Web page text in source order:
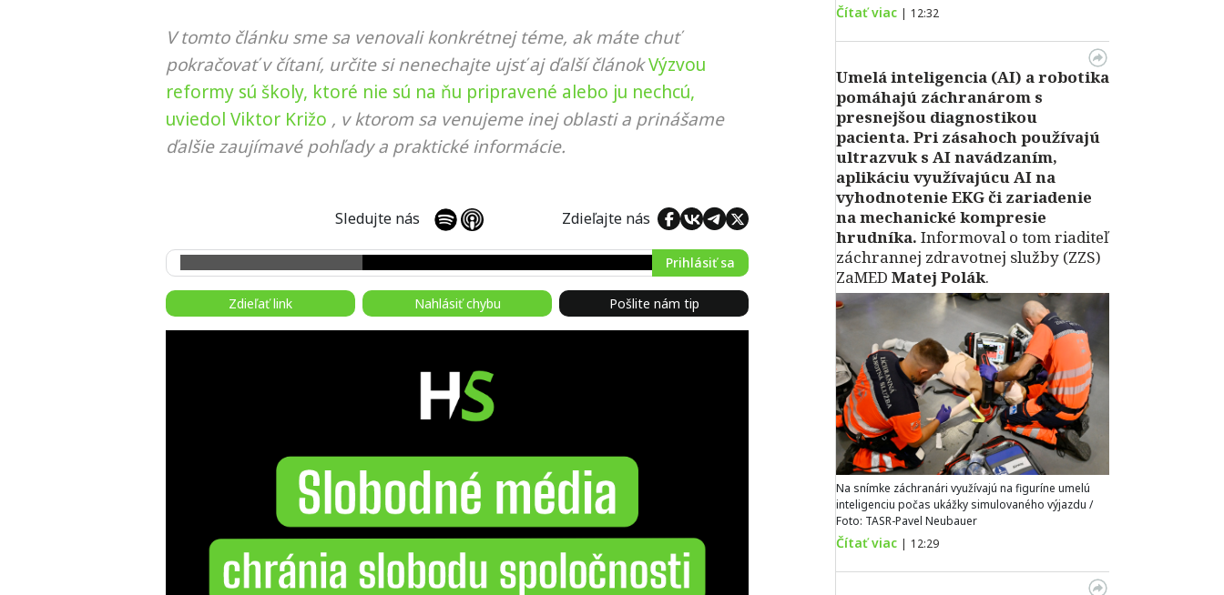
V tomto článku sme sa venovali konkrétnej téme, ak máte chuť
pokračovať v čítaní, určite si nenechajte ujsť aj ďalší článokVýzvou
reformy sú školy, ktoré nie sú na ňu pripravené alebo ju nechcú,
uviedol Viktor Križo , v ktorom sa venujeme inej oblasti a prinášame
ďalšie zaujímavé pohľady a praktické informácie.
Sledujte nás Zdieľajte nás
Prihlásiť sa
Zdieľať link Nahlásiť chybu Pošlite nám tip
Čítať viac | 12:32
Umelá inteligencia (AI) a robotika
pomáhajú záchranárom s
presnejšou diagnostikou
pacienta. Pri zásahoch používajú
ultrazvuk s AI navádzaním,
aplikáciu využívajúcu AI na
vyhodnotenie EKG či zariadenie
na mechanické kompresie
hrudníka. Informoval o tom riaditeľ
záchrannej zdravotnej služby (ZZS)
ZaMED Matej Polák.
Na snímke záchranári využívajú na figuríne umelú
inteligenciu počas ukážky simulovaného výjazdu /
Foto: TASR-Pavel Neubauer
Čítať viac | 12:29